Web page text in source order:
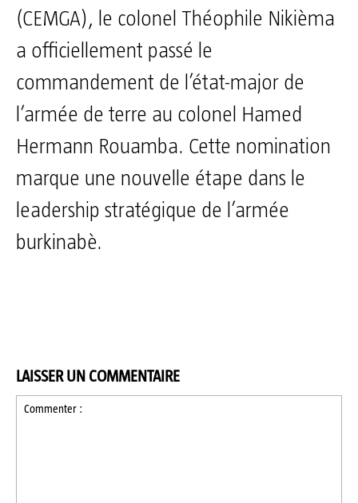
(CEMGA), le colonel Théophile Nikièma
a officiellement passé le
commandement de l’état-major de
l’armée de terre au colonel Hamed
Hermann Rouamba. Cette nomination
marque une nouvelle étape dans le
leadership stratégique de l’armée
burkinabè.
LAISSER UN COMMENTAIRE